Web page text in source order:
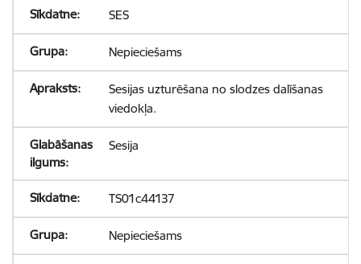
SES
Nepieciešams
Sesijas uzturēšana no slodzes dalīšanas
viedokļa.
Sesija
TS01c44137
Nepieciešams